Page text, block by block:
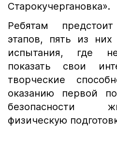
Старокучергановка».
Ребятам
этапов, пять из
испытания, где
показать свои
творческие
оказанию первой
безопасности
физическую